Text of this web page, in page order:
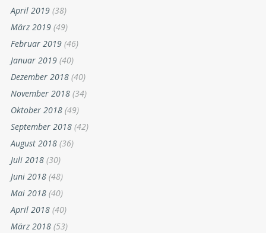
April 2019 (38)
März 2019 (49)
Februar 2019 (46)
Januar 2019 (40)
Dezember 2018 (40)
November 2018 (34)
Oktober 2018 (49)
September 2018 (42)
August 2018 (36)
Juli 2018 (30)
Juni 2018 (48)
Mai 2018 (40)
April 2018 (40)
März 2018 (53)